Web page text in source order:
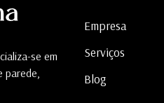
se em
parede,
Empresa
Serviços
Blog